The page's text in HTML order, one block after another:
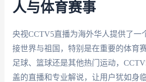
人与体育赛事
央视CCTV5直播为海外华人提供了一
接世界与祖国，特别是在重要的体育
足球、篮球还是其他热门运动，
盖的直播和专业解说，让用户犹如身